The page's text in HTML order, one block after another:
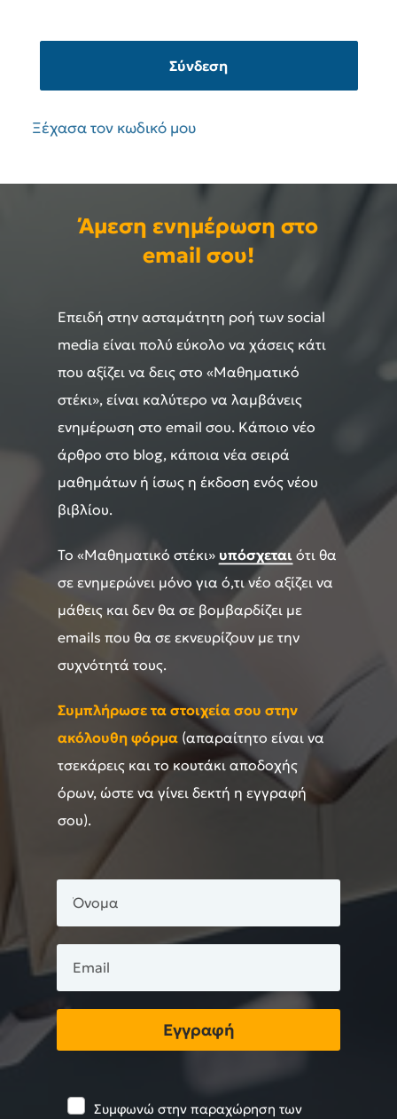
Σύνδεση
Ξέχασα τον κωδικό μου
Άμεση ενημέρωση στο
email σου!
Επειδή στην ασταμάτητη ροή των social
media είναι πολύ εύκολο να χάσεις κάτι
που αξίζει να δεις στο «Μαθηματικό
στέκι», είναι καλύτερο να λαμβάνεις
ενημέρωση στο email σου. Κάποιο νέο
άρθρο στο blog, κάποια νέα σειρά
μαθημάτων ή ίσως η έκδοση ενός νέου
βιβλίου.
Το «Μαθηματικό στέκι» υπόσχεται ότι θα
σε ενημερώνει μόνο για ό,τι νέο αξίζει να
μάθεις και δεν θα σε βομβαρδίζει με
emails που θα σε εκνευρίζουν με την
συχνότητά τους.
Συμπλήρωσε τα στοιχεία σου στην
ακόλουθη φόρμα (απαραίτητο είναι να
τσεκάρεις και το κουτάκι αποδοχής
όρων, ώστε να γίνει δεκτή η εγγραφή
σου).
Εγγραφή
Συμφωνώ στην παραχώρηση των